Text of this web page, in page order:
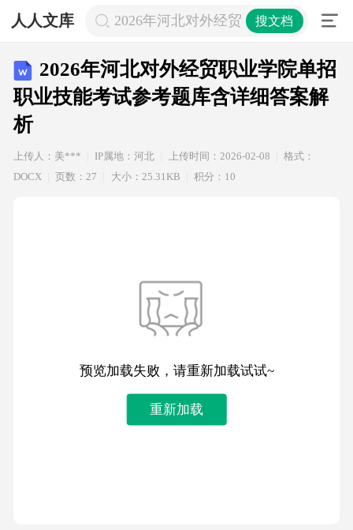
人人文库 2026年河北对外经贸职业学院单招职
搜文档
2026年河北对外经贸职业学院单招
职业技能考试参考题库含详细答案解
析
上传人：美*** IP属地：河北 上传时间：2026-02-08
格式：
DOCX
页数：27 大小：25.31KB 积分：10
预览加载失败，请重新加载试试~
重新加载